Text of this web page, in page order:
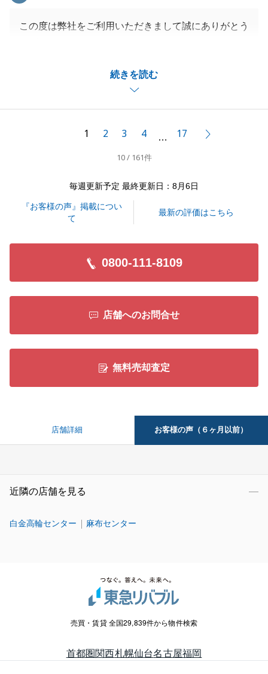
続きを読む
この度は弊社をご利用いただきまして誠にありがとう
ただけたおかげで、売出してからすぐ成約になりお引
渡しまでも大変スムーズでした。
これもH様のおかげだと思っております。
よろしくお願い申し上げます。
1 2 3 4 … 17
10 / 161件
毎週更新予定 最終更新日：8月6日
『お客様の声』掲載につい
て
最新の評価はこちら
0800-111-8109
店舗へのお問合せ
無料売却査定
店舗詳細 お客様の声（６ヶ月以前）
近隣の店舗を見る
白金高輪センター 麻布センター
売買・賃貸 全国29,839件から物件検索
首都圏関西札幌仙台名古屋福岡